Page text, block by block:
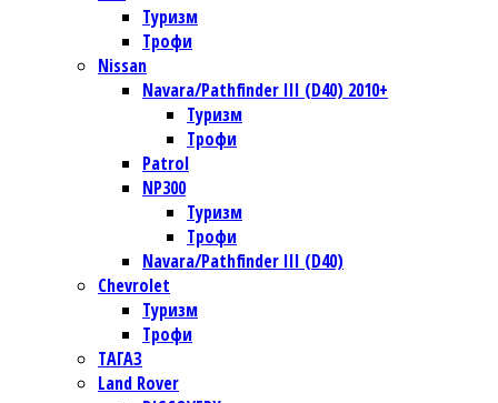
Туризм
Трофи
Nissan
Navara/Pathfinder III (D40) 2010+
Туризм
Трофи
Patrol
NP300
Туризм
Трофи
Navara/Pathfinder III (D40)
Chevrolet
Туризм
Трофи
TАГАЗ
Land Rover